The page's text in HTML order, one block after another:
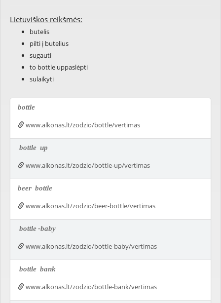
Lietuviškos reikšmės:
butelis
pilti į butelius
sugauti
to bottle uppaslėpti
sulaikyti
bottle
www.alkonas.lt/zodzio/bottle/vertimas
bottle up
www.alkonas.lt/zodzio/bottle-up/vertimas
beer bottle
www.alkonas.lt/zodzio/beer-bottle/vertimas
bottle-baby
www.alkonas.lt/zodzio/bottle-baby/vertimas
bottle bank
www.alkonas.lt/zodzio/bottle-bank/vertimas